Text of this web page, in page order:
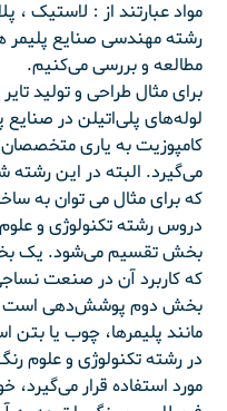
مواد عبارتند از : لاستیک ،
رشته مهندسی صنایع پلیمر
مطالعه و بررسی می‌کنیم.
برای مثال طراحی و تولید
لوله‌های پلی‌اتیلن در صنایع
کامپوزیت به یاری
می‌گیرد. البته در این
که برای مثال می توان به
دروس رشته تکنولوژی و
بخش تقسیم می‌شود. یک
که کاربرد آن در صنعت
بخش دوم پوشش‌دهی است
مانند پلیمرها، چوب یا بتن
در رشته تکنولوژی و علوم
مورد استفاده قرار